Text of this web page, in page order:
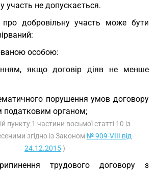
участь не допускається.
про добровільну участь може бути
особою:
якщо договір діяв не менше
порушення умов договору
податковим органом;
пункту 1 частини восьмої статті 10 із
згідно із Законом № 909-VIII від
24.12.2015)
трудового договору з